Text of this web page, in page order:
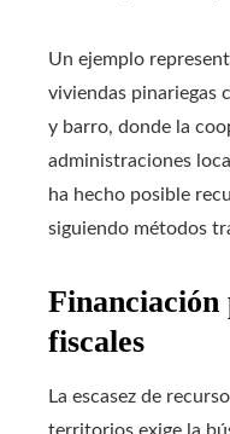
Un ejemplo
viviendas pinariegas
y barro, donde la
administraciones
ha hecho posible
siguiendo métodos
Financiación
fiscales
La escasez de